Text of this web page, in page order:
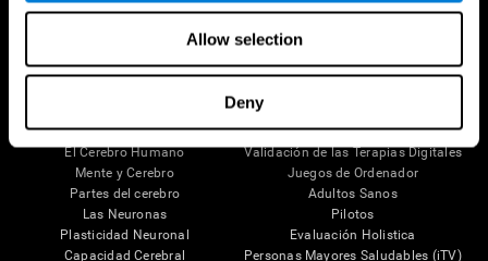
Allow selection
Deny
Síguenos en
El Cerebro Humano
Mente y Cerebro
Partes del cerebro
Las Neuronas
Plasticidad Neuronal
Capacidad Cerebral
Validación de las Terapias Digitales
Juegos de Ordenador
Adultos Sanos
Pilotos
Evaluación Holistica
Personas Mayores Saludables (iTV)